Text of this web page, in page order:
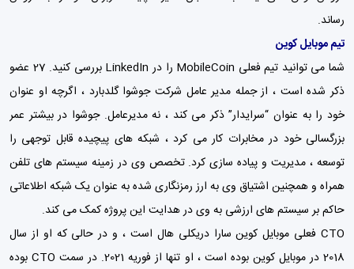
رساند.
تیم موبایل کوین
شما می توانید تیم فعلی MobileCoin را در LinkedIn بررسی کنید. 27 عضو
ذکر شده است ، از جمله مدیر عامل شرکت جوشوا گلدبارد ، اگرچه او عنوان
خود را به عنوان “سرایدار” ذکر می کند ، نه مدیرعامل. جوشوا در بیشتر عمر
بزرگسالی خود در مخابرات کار می کرد ، شبکه های پیچیده قابل توجهی را
توسعه ، مدیریت و پیاده سازی کرد. تخصص وی در زمینه سیستم های تلفن
همراه و همچنین اشتیاق وی به ارز رمزنگاری شده به عنوان یک شبکه اطلاعاتی
حاکم بر سیستم های ارزشی به وی در هدایت این پروژه کمک می کند.
CTO فعلی موبایل کوین سارا دریکلی هال است ، و در حالی که او از سال
2018 در موبایل کوین بوده است ، او تنها از فوریه 2021. در سمت CTO بوده